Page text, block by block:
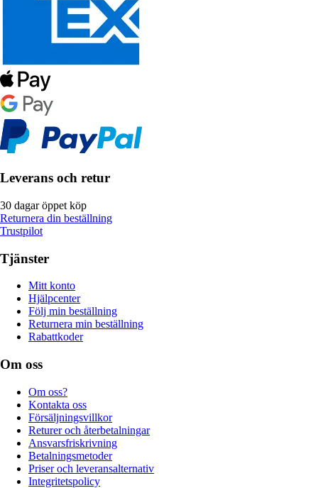
Leverans och retur
30 dagar öppet köp
Returnera din beställning
Trustpilot
Tjänster
Mitt konto
Hjälpcenter
Följ min beställning
Returnera min beställning
Rabattkoder
Om oss
Om oss?
Kontakta oss
Försäljningsvillkor
Returer och återbetalningar
Ansvarsfriskrivning
Betalningsmetoder
Priser och leveransalternativ
Integritetspolicy